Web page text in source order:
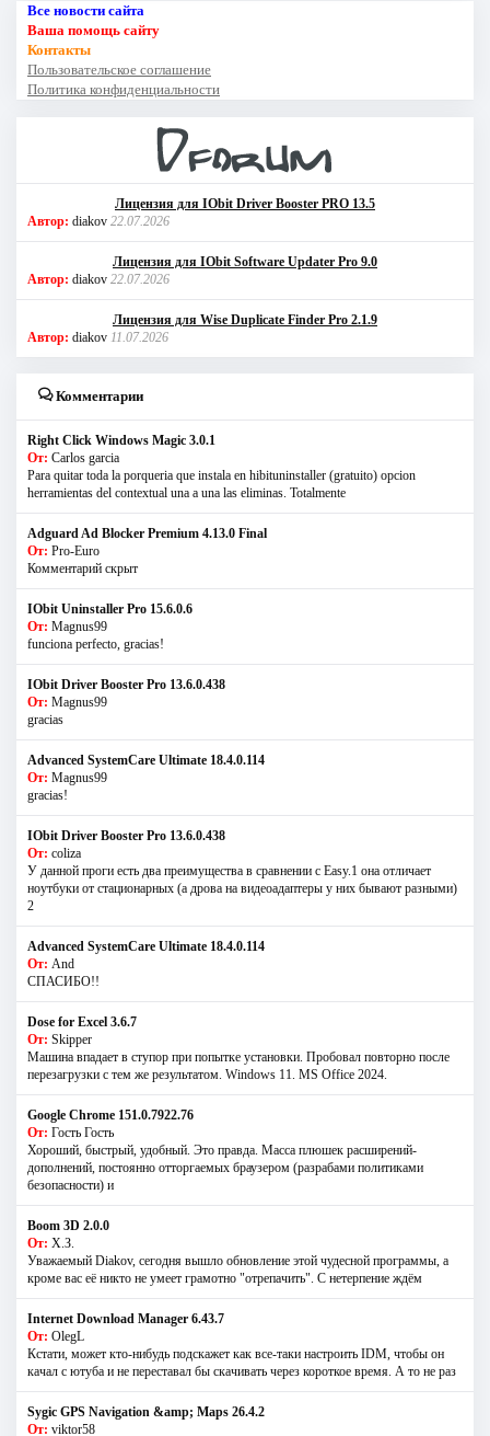
Все новости сайта
Ваша помощь сайту
Контакты
Пользовательское соглашение
Политика конфиденциальности
Лицензия для IObit Driver Booster PRO 13.5
Автор: diakov 22.07.2026
Лицензия для IObit Software Updater Pro 9.0
Автор: diakov 22.07.2026
Лицензия для Wise Duplicate Finder Pro 2.1.9
Автор: diakov 11.07.2026
Комментарии
Right Click Windows Magic 3.0.1
От: Carlos garcia
Para quitar toda la porqueria que instala en hibituninstaller (gratuito) opcion
herramientas del contextual una a una las eliminas. Totalmente
Adguard Ad Blocker Premium 4.13.0 Final
От: Pro-Euro
Комментарий скрыт
IObit Uninstaller Pro 15.6.0.6
От: Magnus99
funciona perfecto, gracias!
IObit Driver Booster Pro 13.6.0.438
От: Magnus99
gracias
Advanced SystemCare Ultimate 18.4.0.114
От: Magnus99
gracias!
IObit Driver Booster Pro 13.6.0.438
От: coliza
У данной проги есть два преимущества в сравнении с Easy.1 она отличает
ноутбуки от стационарных (а дрова на видеоадаптеры у них бывают разными)
2
Advanced SystemCare Ultimate 18.4.0.114
От: And
СПАСИБО!!
Dose for Excel 3.6.7
От: Skipper
Машина впадает в ступор при попытке установки. Пробовал повторно после
перезагрузки с тем же результатом. Windows 11. MS Offiсe 2024.
Google Chrome 151.0.7922.76
От: Гость Гость
Хороший, быстрый, удобный. Это правда. Масса плюшек расширений-
дополнений, постоянно отторгаемых браузером (разрабами политиками
безопасности) и
Boom 3D 2.0.0
От: Х.З.
Уважаемый Diakov, сегодня вышло обновление этой чудесной программы, а
кроме вас её никто не умеет грамотно "отрепачить". С нетерпение ждём
Internet Download Manager 6.43.7
От: OlegL
Кстати, может кто-нибудь подскажет как все-таки настроить IDM, чтобы он
качал с ютуба и не переставал бы скачивать через короткое время. А то не раз
Sygic GPS Navigation &amp; Maps 26.4.2
От: viktor58